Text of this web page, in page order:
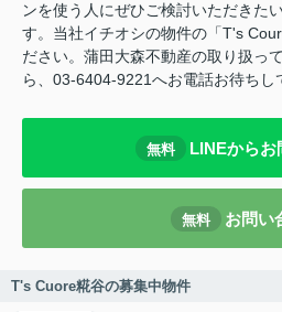
ンを使う人にぜひご検討いただきた
す。当社イチオシの物件の「T's
ださい。蒲田大森不動産の取り扱っ
ら、03-6404-9221へお電話お待ちし
無料 LINEからお
無料 お問い
T's Cuore糀谷の募集中物件